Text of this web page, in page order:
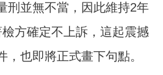
刑並無不當，因此維持2年
方確定不上訴，這起震撼
，也即將正式畫下句點。